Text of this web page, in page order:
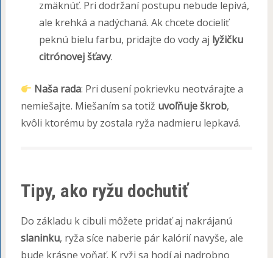
zmäknúť. Pri dodržaní postupu nebude lepivá,
ale krehká a nadýchaná. Ak chcete docieliť
peknú bielu farbu, pridajte do vody aj lyžičku
citrónovej šťavy.
Naša rada: Pri dusení pokrievku neotvárajte a
nemiešajte. Miešaním sa totiž uvoľňuje škrob,
kvôli ktorému by zostala ryža nadmieru lepkavá.
Tipy, ako ryžu dochutiť
Do základu k cibuli môžete pridať aj nakrájanú
slaninku, ryža síce naberie pár kalórií navyše, ale
bude krásne voňať. K ryži sa hodí aj nadrobno